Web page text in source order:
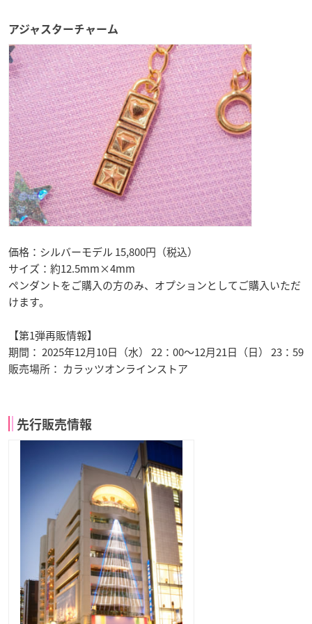
アジャスターチャーム
価格：シルバーモデル 15,800円（税込）
サイズ：約12.5mm×4mm
ペンダントをご購入の方のみ、オプションとしてご購入いただ
けます。
【第1弾再販情報】
期間： 2025年12月10日（水） 22：00〜12月21日（日） 23：59
販売場所： カラッツオンラインストア
先行販売情報